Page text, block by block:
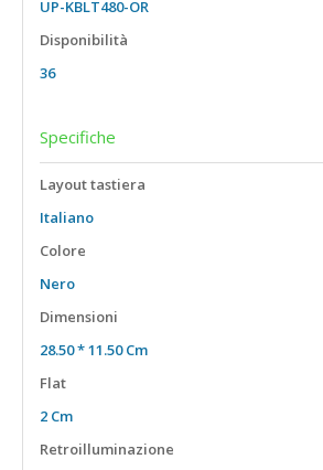
15,6" Touch
18,5"
UP-KBLT480-OR
Disponibilità
36
Specifiche
Layout tastiera
Italiano
Colore
Nero
Dimensioni
28.50 * 11.50 Cm
Flat
2 Cm
Retroilluminazione